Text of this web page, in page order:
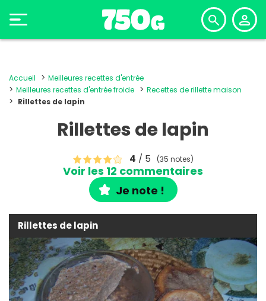
Accueil
Meilleures recettes d'entrée
Meilleures recettes d'entrée froide
Recettes de rillette maison
Rillettes de lapin
Rillettes de lapin
4 / 5 (35 notes)
Voir les 12 commentaires
Je note !
Rillettes de lapin